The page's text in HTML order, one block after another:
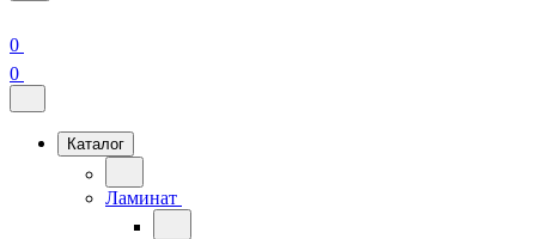
0
0
Каталог
Ламинат